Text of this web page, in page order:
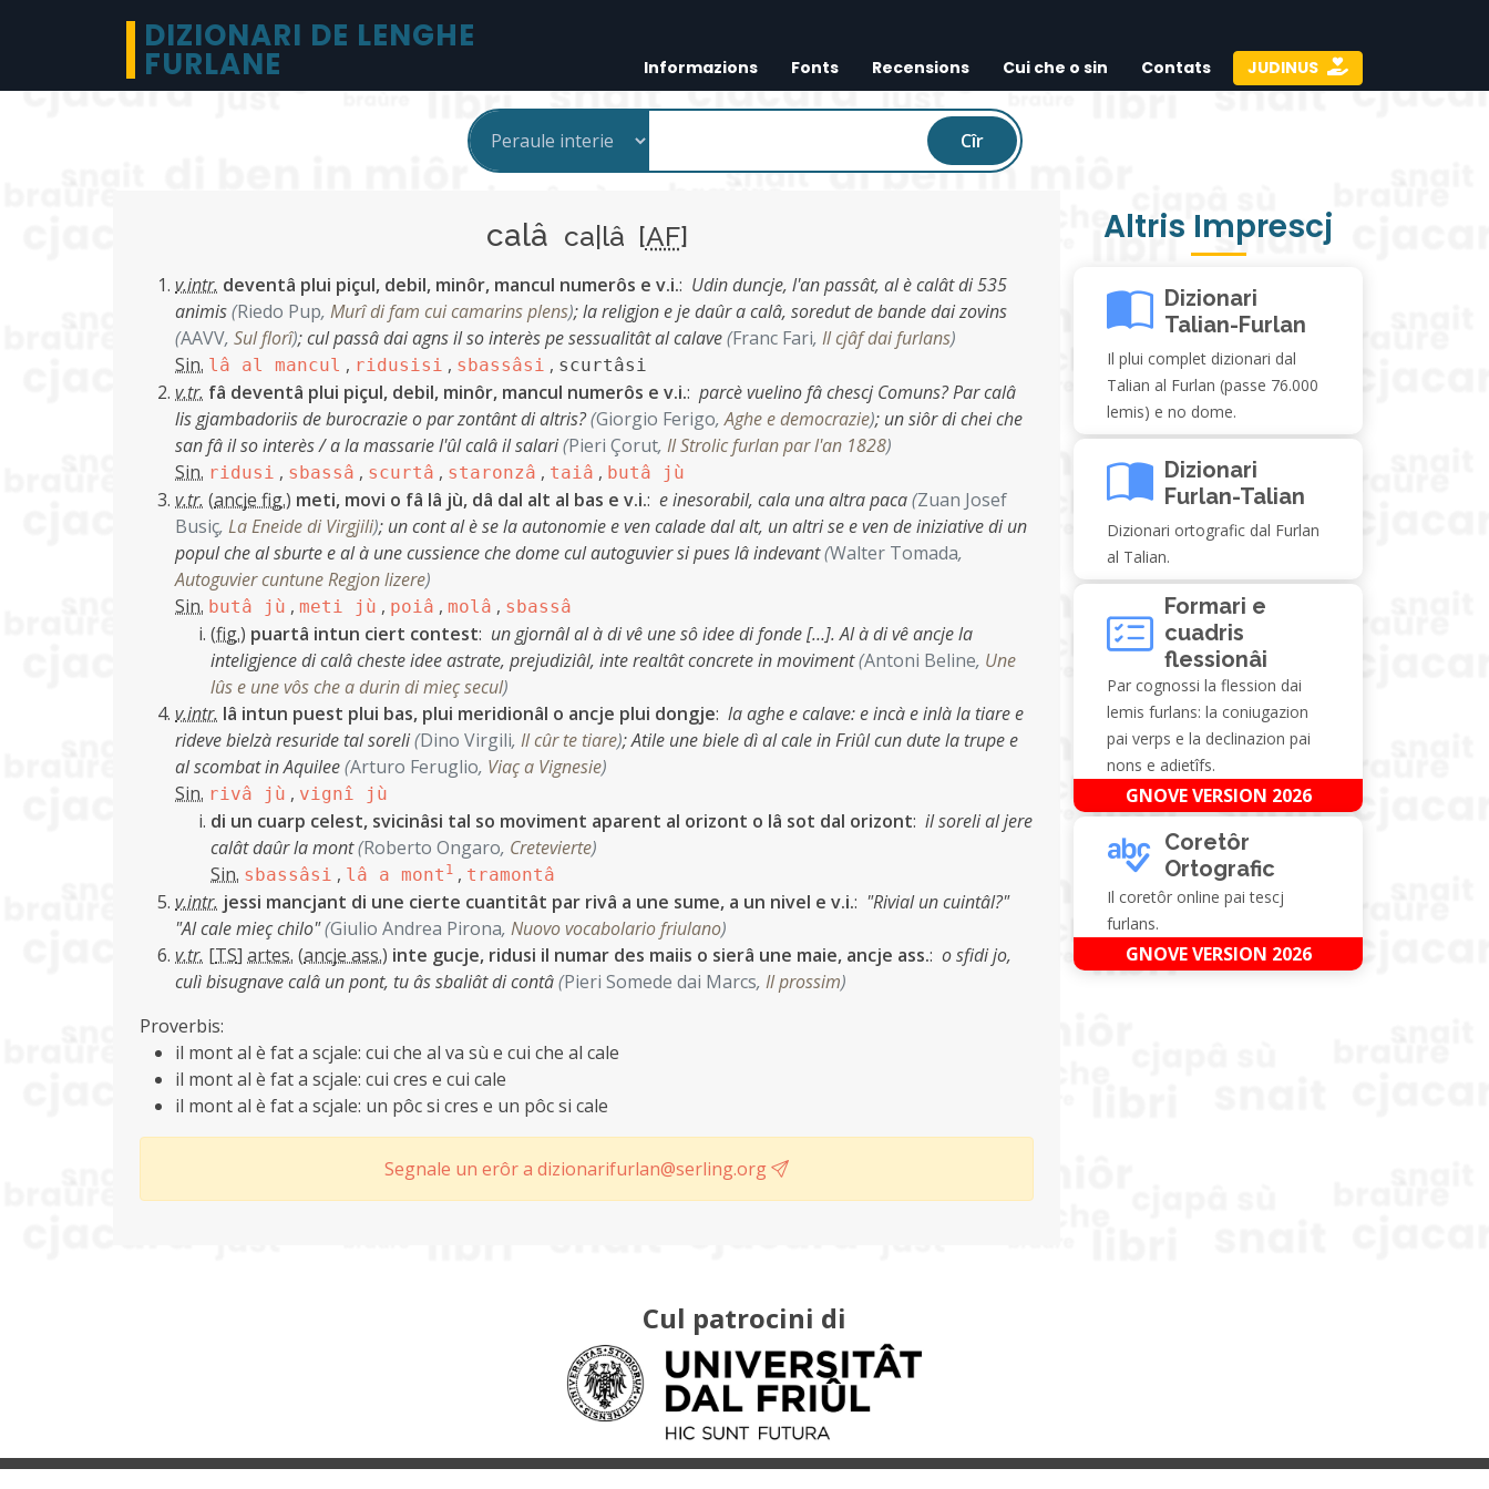
DIZIONARI DE LENGHE
FURLANE Informazions Fonts Recensions Cui che o sin Contats JUDINUS
Cîr
calâ ca|lâ [AF]
v.intr. deventâ plui piçul, debil, minôr, mancul numerôs e v.i.: Udin duncje, l'an passât, al è calât di 535
animis(Riedo Pup, Murî di fam cui camarins plens);la religjon e je daûr a calâ, soredut de bande dai zovins
(AAVV, Sul florî);cul passâ dai agns il so interès pe sessualitât al calave(Franc Fari, Il cjâf dai furlans)
Sin. lâ al mancul , ridusisi , sbassâsi , scurtâsi
v.tr. fâ deventâ plui piçul, debil, minôr, mancul numerôs e v.i.: parcè vuelino fâ chescj Comuns? Par calâ
lis gjambadoriis de burocrazie o par zontânt di altris?(Giorgio Ferigo,Aghe e democrazie); un siôr di chei che
san fâ il so interès / a la massarie l'ûl calâ il salari(Pieri Çorut, Il Strolic furlan par l'an 1828)
Sin. ridusi , sbassâ , scurtâ , staronzâ , taiâ , butâ jù
v.tr. (ancje fig.) meti, movi o fâ lâ jù, dâ dal alt al bas e v.i.: e inesorabil, cala una altra paca(Zuan Josef
Busiç, La Eneide di Virgjili); un cont al è se la autonomie e ven calade dal alt, un altri se e ven de iniziative di un
popul che al sburte e al à une cussience che dome cul autoguvier si pues lâ indevant(Walter Tomada,
Autoguvier cuntune Regjon lizere)
Sin. butâ jù , meti jù , poiâ , molâ , sbassâ
(fig.) puartâ intun ciert contest: un gjornâl al à di vê une sô idee di fonde […]. Al à di vê ancje la
inteligjence di calâ cheste idee astrate, prejudiziâl, inte realtât concrete in moviment(Antoni Beline, Une
lûs e une vôs che a durin di mieç secul)
v.intr. lâ intun puest plui bas, plui meridionâl o ancje plui dongje: la aghe e calave: e incà e inlà la tiare e
rideve bielzà resuride tal soreli(Dino Virgili, Il cûr te tiare);Atile une biele dì al cale in Friûl cun dute la trupe e
al scombat in Aquilee(Arturo Feruglio, Viaç a Vignesie)
Sin. rivâ jù , vignî jù
di un cuarp celest, svicinâsi tal so moviment aparent al orizont o lâ sot dal orizont: il soreli al jere
calât daûr la mont(Roberto Ongaro, Cretevierte)
Sin. sbassâsi , lâ a mont 1 , tramontâ
v.intr. jessi mancjant di une cierte cuantitât par rivâ a une sume, a un nivel e v.i.: "Rivial un cuintâl?"
"Al cale mieç chilo"(Giulio Andrea Pirona, Nuovo vocabolario friulano)
v.tr. [TS] artes. (ancje ass.) inte gucje, ridusi il numar des maiis o sierâ une maie, ancje ass.: o sfidi jo,
culì bisugnave calâ un pont, tu âs sbaliât di contâ(Pieri Somede dai Marcs, Il prossim)
Proverbis:
il mont al è fat a scjale: cui che al va sù e cui che al cale
il mont al è fat a scjale: cui cres e cui cale
il mont al è fat a scjale: un pôc si cres e un pôc si cale
Segnale un erôr a dizionarifurlan@serling.org
Altris Imprescj
Dizionari
Talian-Furlan
Il plui complet dizionari dal
Talian al Furlan (passe 76.000
lemis) e no dome.
Dizionari
Furlan-Talian
Dizionari ortografic dal Furlan
al Talian.
Formari e
cuadris
flessionâi
Par cognossi la flession dai
lemis furlans: la coniugazion
pai verps e la declinazion pai
nons e adietîfs.
GNOVE VERSION 2026
Coretôr
Ortografic
Il coretôr online pai tescj
furlans.
GNOVE VERSION 2026
Cul patrocini di